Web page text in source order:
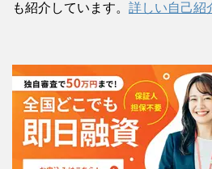
も紹介しています。 詳しい自己紹